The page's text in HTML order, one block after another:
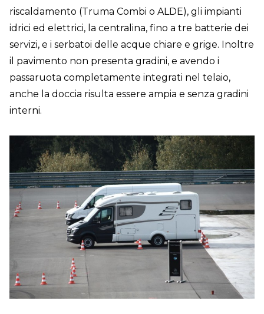
riscaldamento (Truma Combi o ALDE), gli impianti
idrici ed elettrici, la centralina, fino a tre batterie dei
servizi, e i serbatoi delle acque chiare e grige. Inoltre
il pavimento non presenta gradini, e avendo i
passaruota completamente integrati nel telaio,
anche la doccia risulta essere ampia e senza gradini
interni.